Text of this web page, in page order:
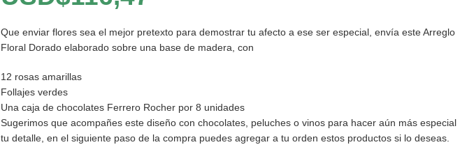
Que enviar flores sea el mejor pretexto para demostrar tu afecto a ese ser especial, envía este Arreglo
Floral Dorado elaborado sobre una base de madera, con
12 rosas amarillas
Follajes verdes
Una caja de chocolates Ferrero Rocher por 8 unidades
Sugerimos que acompañes este diseño con chocolates, peluches o vinos para hacer aún más especial
tu detalle, en el siguiente paso de la compra puedes agregar a tu orden estos productos si lo deseas.